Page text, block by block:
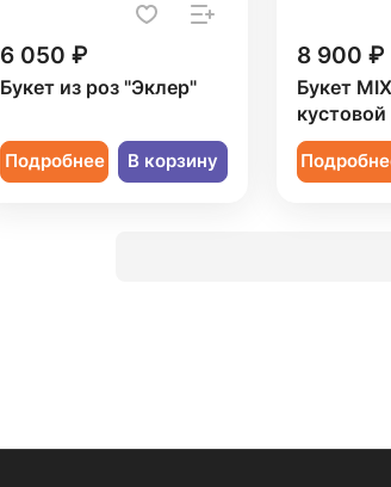
6 050 ₽
Букет из роз "Эклер"
Подробнее В корзину
8 900 ₽
Букет